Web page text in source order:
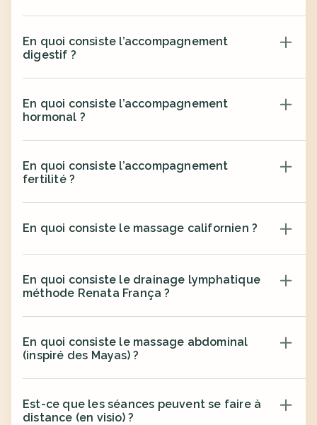
En quoi consiste l’accompagnement
digestif ?
En quoi consiste l’accompagnement
hormonal ?
En quoi consiste l’accompagnement
fertilité ?
En quoi consiste le massage californien ?
En quoi consiste le drainage lymphatique
méthode Renata França ?
En quoi consiste le massage abdominal
(inspiré des Mayas) ?
Est-ce que les séances peuvent se faire à
distance (en visio) ?